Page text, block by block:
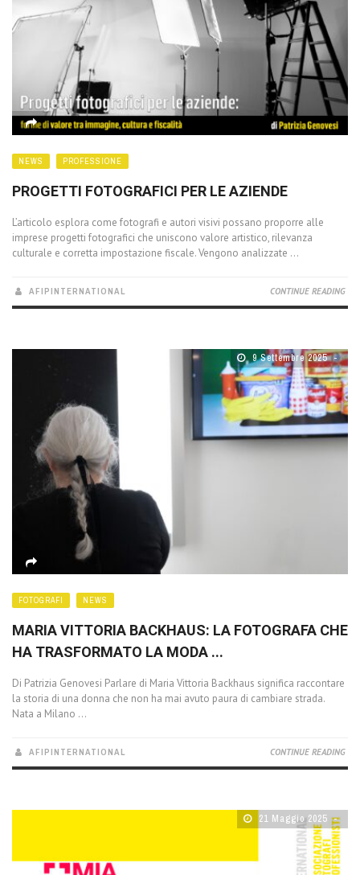
NEWS PROFESSIONE
PROGETTI FOTOGRAFICI PER LE AZIENDE
L’articolo esplora come fotografi e autori visivi possano proporre alle
imprese progetti fotografici che uniscono valore artistico, rilevanza
culturale e corretta impostazione fiscale. Vengono analizzate ...
AFIPINTERNATIONAL CONTINUE READING
9 Settembre 2025
FOTOGRAFI NEWS
MARIA VITTORIA BACKHAUS: LA FOTOGRAFA CHE
HA TRASFORMATO LA MODA ...
Di Patrizia Genovesi Parlare di Maria Vittoria Backhaus significa raccontare
la storia di una donna che non ha mai avuto paura di cambiare strada.
Nata a Milano ...
AFIPINTERNATIONAL CONTINUE READING
21 Maggio 2025